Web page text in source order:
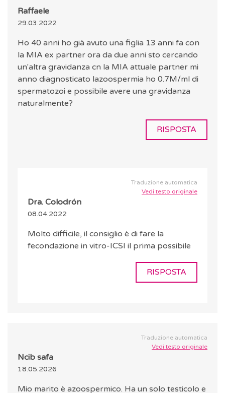
Raffaele
29.03.2022
Ho 40 anni ho già avuto una figlia 13 anni fa con
la MIA ex partner ora da due anni sto cercando
un'altra gravidanza cn la MIA attuale partner mi
anno diagnosticato lazoospermia ho 0.7M/ml di
spermatozoi e possibile avere una gravidanza
naturalmente?
RISPOSTA
Traduzione automatica
Vedi testo originale
Dra. Colodrón
08.04.2022
Molto difficile, il consiglio è di fare la
fecondazione in vitro-ICSI il prima possibile
RISPOSTA
Traduzione automatica
Vedi testo originale
Ncib safa
18.05.2026
Mio marito è azoospermico. Ha un solo testicolo e